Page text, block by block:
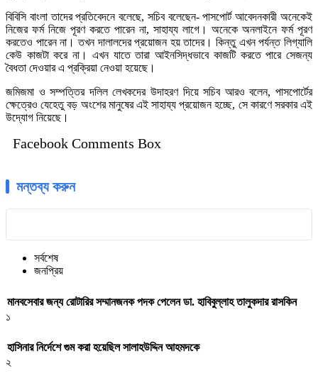
বিবিসি বাংলা তাদের প্রতিবেদনে বলেছে, সচিব বলেছেন- পাসপোর্ট আবেদনকারী অনেকেই
নিজের ফর্ম নিজে পূরণ করতে পারেন না, সাহায্য লাগে। অনেকে অনলাইনে ফর্ম পূরণ
করতেও পারেন না। তখন দালালদের প্রয়োজন হয় তাদের। কিন্তু এখন পর্যন্ত লিগ্যালি
কেউ কাজটা করে না। এখন যাতে তারা আইনসিদ্ধভাবে কাজটি করতে পারে সেজন্য
বৈধতা দেওয়ার এ প্রক্রিয়া নেওয়া হয়েছে।
জমিজমা ও সম্পত্তির দলিল লেখকদের উদাহরণ দিয়ে সচিব আরও বলেন, পাসপোর্টের
ক্ষেত্রেও যেহেতু বড় অংশের মানুষের এই সাহায্য প্রয়োজন হচ্ছে, সে কারণে সরকার এই
উদ্যোগ নিয়েছে।
Facebook Comments Box
মন্তব্য করুন
সর্বশেষ
জনপ্রিয়
মানবসেবার জন্য রোটারির সম্মানজনক পদক পেলেন ডা. হাবিবুল্লাহ তালুকদার রাসকিন
১
হাসিনার নির্দেশে গুম করা হয়েছিল সালাহউদ্দিন আহমদকে
২